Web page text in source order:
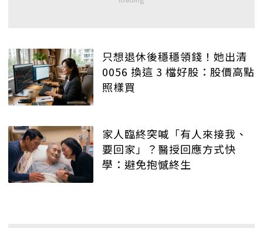
只想退休後穩穩領錢！她出清
0056 換這 3 檔好股：股價高點
照樣買
家人臨終突喊「有人來接我、
要回家」？醫授回應方式快
學：避免抱憾終生